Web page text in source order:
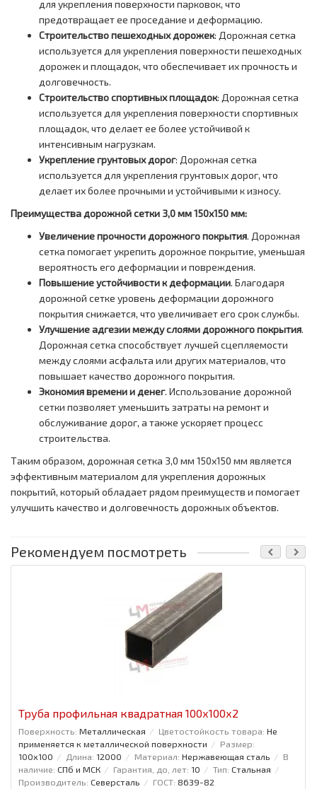
для укрепления поверхности парковок, что
предотвращает ее проседание и деформацию.
Строительство пешеходных дорожек: Дорожная сетка
используется для укрепления поверхности пешеходных
дорожек и площадок, что обеспечивает их прочность и
долговечность.
Строительство спортивных площадок: Дорожная сетка
используется для укрепления поверхности спортивных
площадок, что делает ее более устойчивой к
интенсивным нагрузкам.
Укрепление грунтовых дорог: Дорожная сетка
используется для укрепления грунтовых дорог, что
делает их более прочными и устойчивыми к износу.
Преимущества дорожной сетки 3,0 мм 150х150 мм:
Увеличение прочности дорожного покрытия. Дорожная
сетка помогает укрепить дорожное покрытие, уменьшая
вероятность его деформации и повреждения.
Повышение устойчивости к деформации. Благодаря
дорожной сетке уровень деформации дорожного
покрытия снижается, что увеличивает его срок службы.
Улучшение адгезии между слоями дорожного покрытия.
Дорожная сетка способствует лучшей сцепляемости
между слоями асфальта или других материалов, что
повышает качество дорожного покрытия.
Экономия времени и денег. Использование дорожной
сетки позволяет уменьшить затраты на ремонт и
обслуживание дорог, а также ускоряет процесс
строительства.
Таким образом, дорожная сетка 3,0 мм 150х150 мм является
эффективным материалом для укрепления дорожных
покрытий, который обладает рядом преимуществ и помогает
улучшить качество и долговечность дорожных объектов.
Рекомендуем посмотреть
Труба профильная квадратная 100x100x2
Поверхность: Металлическая Цветостойкость товара: Не
применяется к металлической поверхности
Размер:
100x100
Длина: 12000 Материал: Нержавеющая сталь
В
наличие: СПб и МСК Гарантия, до, лет: 10 Тип: Стальная
Производитель: Северсталь ГОСТ: 8639-82